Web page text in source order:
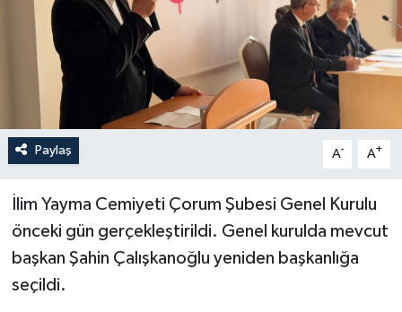
Paylaş A- A+
İlim Yayma Cemiyeti Çorum Şubesi Genel Kurulu
önceki gün gerçekleştirildi. Genel kurulda mevcut
başkan Şahin Çalışkanoğlu yeniden başkanlığa
seçildi.
İLÇELER
OTOPARK
TEKNOLOJİ